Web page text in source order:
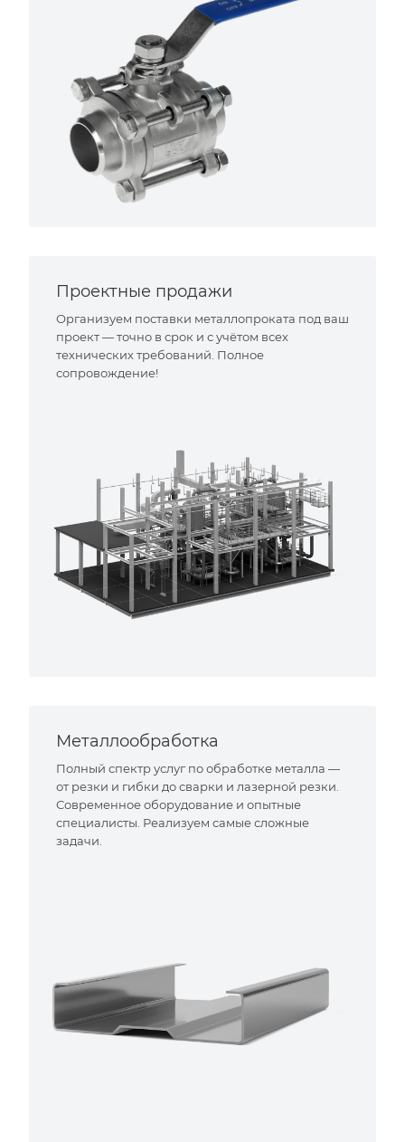
Проектные продажи
Организуем поставки металлопроката под ваш
проект — точно в срок и с учётом всех
технических требований. Полное
сопровождение!
Металлообработка
Полный спектр услуг по обработке металла —
от резки и гибки до сварки и лазерной резки.
Современное оборудование и опытные
специалисты. Реализуем самые сложные
задачи.